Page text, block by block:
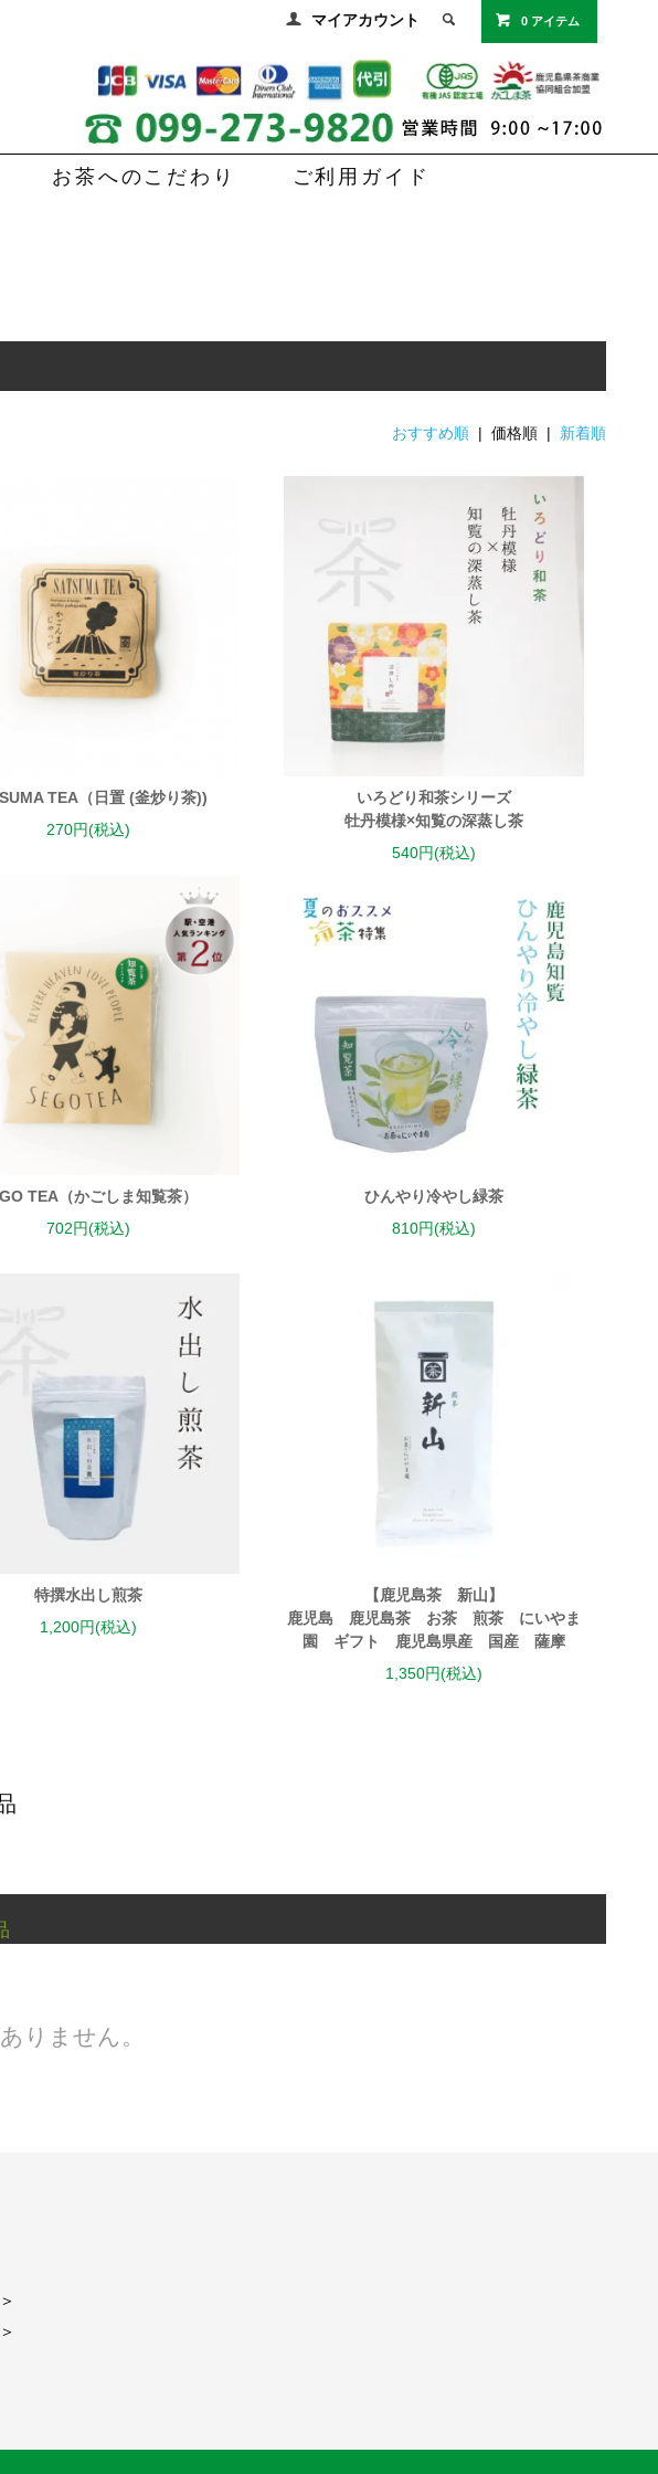
マイアカウント 0 アイテム
お茶へのこだわり
ご利用ガイド
おすすめ順 | 価格順 | 新着順
TEA（日置 (釜炒り茶))
270円(税込)
いろどり和茶シリーズ
牡丹模様×知覧の深蒸し茶
540円(税込)
TEA（かごしま知覧茶）
702円(税込)
ひんやり冷やし緑茶
810円(税込)
特撰水出し煎茶
1,200円(税込)
【鹿児島茶 新山】
鹿児島 鹿児島茶 お茶 煎茶 にいやま
園 ギフト 鹿児島県産 国産 薩摩
1,350円(税込)
りません。